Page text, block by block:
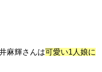
麻輝さんは可愛い1人娘に